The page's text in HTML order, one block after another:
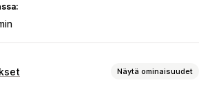
Näytä ominaisuudet